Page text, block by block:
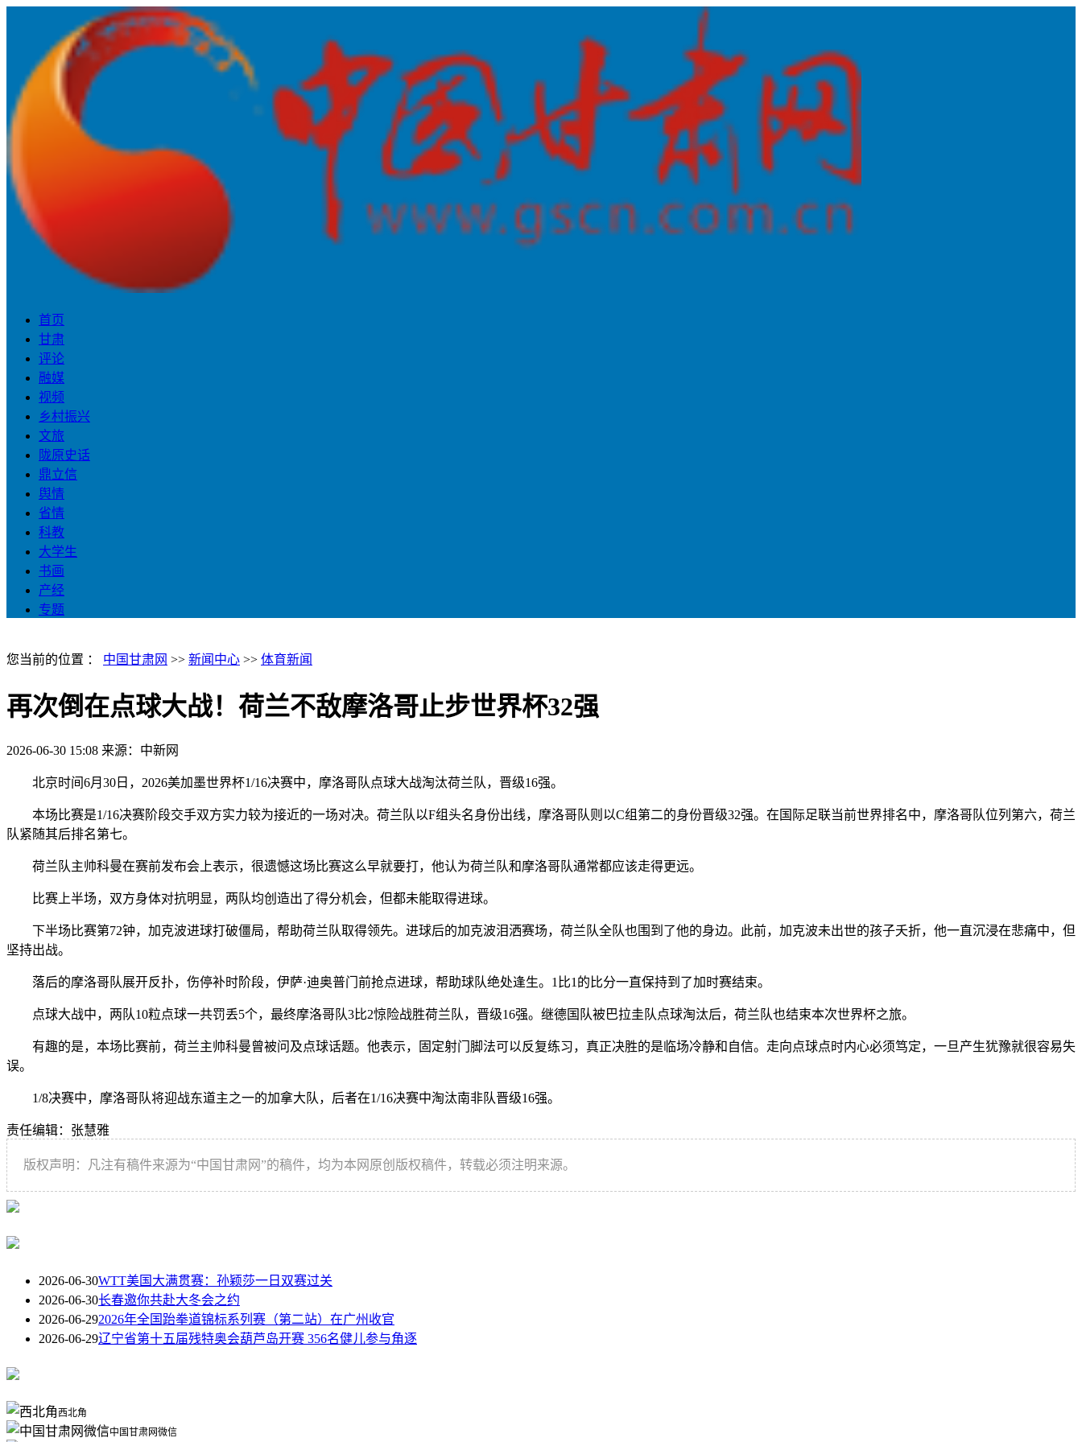
首页
甘肃
评论
融媒
视频
乡村振兴
文旅
陇原史话
鼎立信
舆情
省情
科教
大学生
书画
产经
专题
您当前的位置 ： 中国甘肃网 >> 新闻中心 >> 体育新闻
再次倒在点球大战！荷兰不敌摩洛哥止步世界杯32强
2026-06-30 15:08 来源：中新网
北京时间6月30日，2026美加墨世界杯1/16决赛中，摩洛哥队点球大战淘汰荷兰队，晋级16强。
本场比赛是1/16决赛阶段交手双方实力较为接近的一场对决。荷兰队以F组头名身份出线，摩洛哥队则以C组第二的身份晋级32强。在国际足联当前世界排名中，摩洛哥队位列第六，荷兰
队紧随其后排名第七。
荷兰队主帅科曼在赛前发布会上表示，很遗憾这场比赛这么早就要打，他认为荷兰队和摩洛哥队通常都应该走得更远。
比赛上半场，双方身体对抗明显，两队均创造出了得分机会，但都未能取得进球。
下半场比赛第72钟，加克波进球打破僵局，帮助荷兰队取得领先。进球后的加克波泪洒赛场，荷兰队全队也围到了他的身边。此前，加克波未出世的孩子夭折，他一直沉浸在悲痛中，但
坚持出战。
落后的摩洛哥队展开反扑，伤停补时阶段，伊萨·迪奥普门前抢点进球，帮助球队绝处逢生。1比1的比分一直保持到了加时赛结束。
点球大战中，两队10粒点球一共罚丢5个，最终摩洛哥队3比2惊险战胜荷兰队，晋级16强。继德国队被巴拉圭队点球淘汰后，荷兰队也结束本次世界杯之旅。
有趣的是，本场比赛前，荷兰主帅科曼曾被问及点球话题。他表示，固定射门脚法可以反复练习，真正决胜的是临场冷静和自信。走向点球点时内心必须笃定，一旦产生犹豫就很容易失
误。
1/8决赛中，摩洛哥队将迎战东道主之一的加拿大队，后者在1/16决赛中淘汰南非队晋级16强。
责任编辑：张慧雅
版权声明：凡注有稿件来源为“中国甘肃网”的稿件，均为本网原创版权稿件，转载必须注明来源。
2026-06-30WTT美国大满贯赛：孙颖莎一日双赛过关
2026-06-30长春邀你共赴大冬会之约
2026-06-292026年全国跆拳道锦标系列赛（第二站）在广州收官
2026-06-29辽宁省第十五届残特奥会葫芦岛开赛 356名健儿参与角逐
西北角
中国甘肃网微信